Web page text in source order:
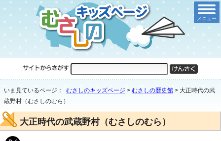
メニュー
いま見ているページ： むさしのキッズページ > むさしの歴史館 > 大正時代の武
蔵野村（むさしのむら）
大正時代の武蔵野村（むさしのむら）